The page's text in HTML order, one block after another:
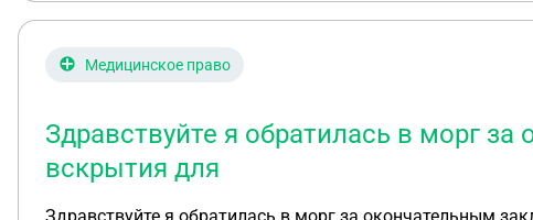
Медицинское право
Здравствуйте я обратилась в морг
вскрытия для